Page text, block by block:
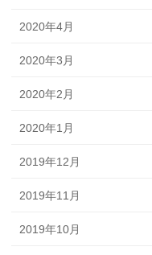
2020年4月
2020年3月
2020年2月
2020年1月
2019年12月
2019年11月
2019年10月